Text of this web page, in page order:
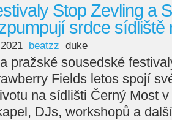
Stop Zevling a
srdce sídliště
beatzz duke
pražské sousedské
Fields letos spojí
na sídlišti Černý Most
DJs, workshopů a